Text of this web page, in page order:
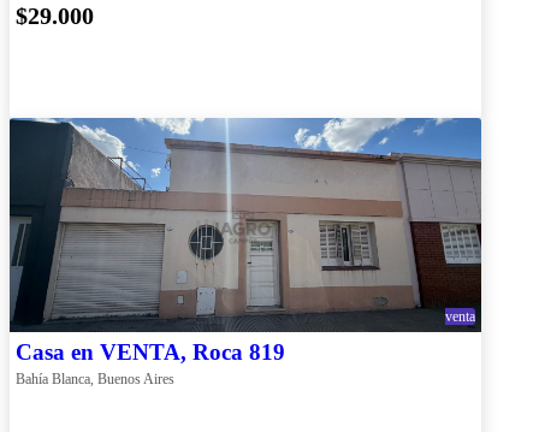
$29.000
venta
Casa en VENTA, Roca 819
Bahía Blanca, Buenos Aires